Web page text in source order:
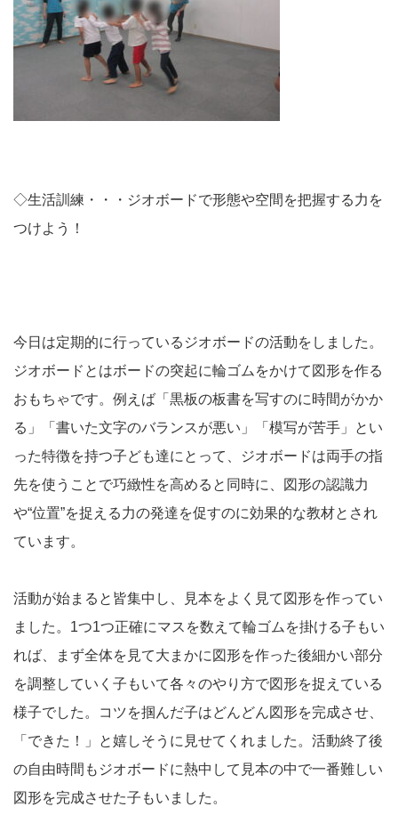
◇生活訓練・・・ジオボードで形態や空間を把握する力を
つけよう！
今日は定期的に行っているジオボードの活動をしました。
ジオボードとはボードの突起に輪ゴムをかけて図形を作る
おもちゃです。例えば「黒板の板書を写すのに時間がかか
る」「書いた文字のバランスが悪い」「模写が苦手」とい
った特徴を持つ子ども達にとって、ジオボードは両手の指
先を使うことで巧緻性を高めると同時に、図形の認識力
や“位置”を捉える力の発達を促すのに効果的な教材とされ
ています。
活動が始まると皆集中し、見本をよく見て図形を作ってい
ました。1つ1つ正確にマスを数えて輪ゴムを掛ける子もい
れば、まず全体を見て大まかに図形を作った後細かい部分
を調整していく子もいて各々のやり方で図形を捉えている
様子でした。コツを掴んだ子はどんどん図形を完成させ、
「できた！」と嬉しそうに見せてくれました。活動終了後
の自由時間もジオボードに熱中して見本の中で一番難しい
図形を完成させた子もいました。